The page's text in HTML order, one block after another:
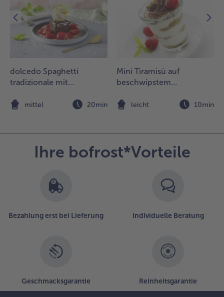
Streusel
den
ca. 30
dolcedo Spaghetti
tradizionale mit
marinierten Erdbeeren
mittel 20min
Mini Tiramisù auf
beschwipstem
leicht 10min
Ihre bofrost*Vorteile
Bezahlung erst bei Lieferung Individuelle Beratung
Geschmacksgarantie Reinheitsgarantie